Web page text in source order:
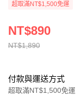
超取滿NT$1,500免運
NT$1,890
NT$890
付款與運送方式
超取滿NT$1,500免運